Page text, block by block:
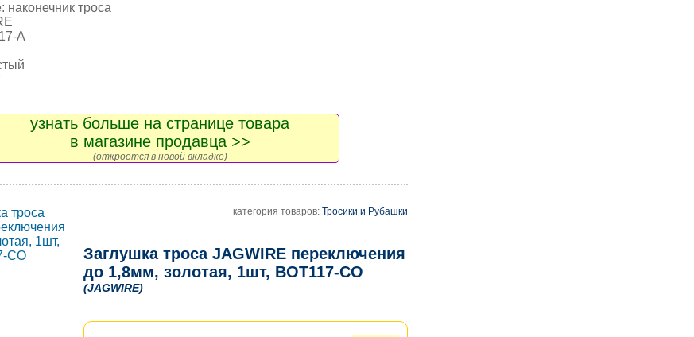
троса
A
узнать больше на странице товара
в магазине продавца >>
(откроется в новой вкладке)
категория товаров: Тросики и Рубашки
Заглушка троса JAGWIRE переключения
до 1,8мм, золотая, 1шт, BOT117-CO
(JAGWIRE)